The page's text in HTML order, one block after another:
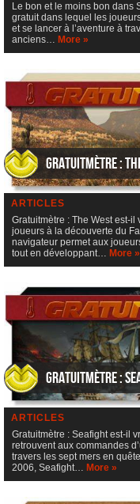
Le bon et le moins bon dans
gratuit dans lequel les
et se lancer à l’aventure à
anciens… More »
Gratuitmètre :
ARTICLES
Gratuitmètre : The West est-
joueurs à la découverte du
navigateur permet aux
tout en développant… More »
Gratuitmètre :
ARTICLES
Gratuitmètre : Seafight est-il
retrouvent aux commandes
travers les sept mers en
2006, Seafight… More »